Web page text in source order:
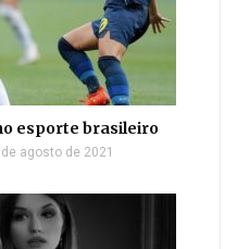
esporte brasileiro
agosto de 2021